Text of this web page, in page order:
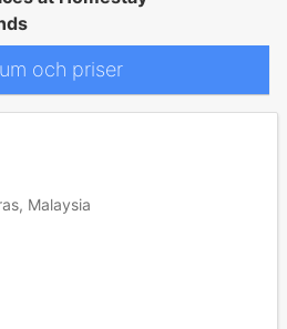
och priser
Malaysia